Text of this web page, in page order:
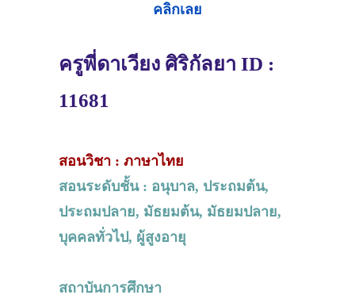
คลิกเลย
ครูพี่ดาเวียง ศิริกัลยา ID :
11681
สอนวิชา : ภาษาไทย
สอนระดับชั้น : อนุบาล, ประถมต้น,
ประถมปลาย, มัธยมต้น, มัธยมปลาย,
บุคคลทั่วไป, ผู้สูงอายุ
สถาบันการศึกษา